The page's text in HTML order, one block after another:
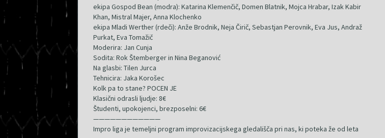
ekipa Gospod Bean (modra): Katarina Klemenčič, Domen Blatnik, Mojca Hrabar, Izak Kabir
Khan, Mistral Majer, Anna Klochenko
ekipa Mladi Werther (rdeči): Anže Brodnik, Neja Čirič, Sebastjan Perovnik, Eva Jus, Andraž
Purkat, Eva Tomažič
Moderira: Jan Cunja
Sodita: Rok Štemberger in Nina Beganović
Na glasbi: Tilen Jurca
Tehnicira: Jaka Korošec
Kolk pa to stane? POCEN JE
Klasični odrasli ljudje: 8€
Študenti, upokojenci, brezposelni: 6€
————————————
Impro liga je temeljni program improvizacijskega gledališča pri nas, ki poteka že od leta